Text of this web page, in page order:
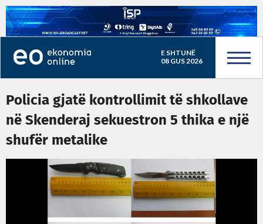
E SHTUNË
08 GUS 2026
Policia gjatë kontrollimit të shkollave
në Skenderaj sekuestron 5 thika e një
shufër metalike